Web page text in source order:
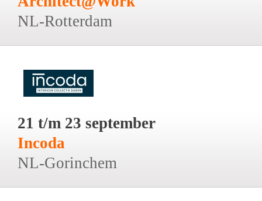
NL-Rotterdam
21 t/m 23 september
Incoda
NL-Gorinchem